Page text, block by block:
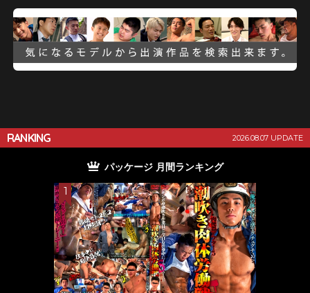
RANKING 2026.08.07 UPDATE
パッケージ 月間ランキング